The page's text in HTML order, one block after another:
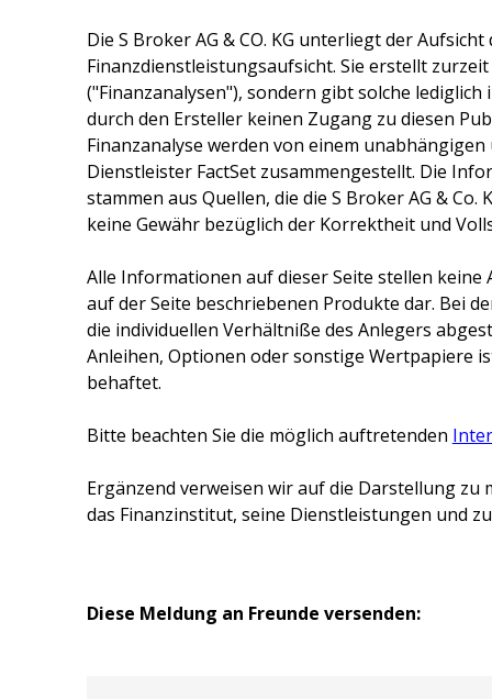
Die S Broker AG & CO. KG unterliegt der Aufsicht
Finanzdienstleistungsaufsicht. Sie erstellt
("Finanzanalysen"), sondern gibt solche
durch den Ersteller keinen Zugang zu diesen
Finanzanalyse werden von einem
Dienstleister FactSet zusammengestellt. Die
stammen aus Quellen, die die S Broker AG & Co.
keine Gewähr bezüglich der Korrektheit und
Alle Informationen auf dieser Seite stellen
auf der Seite beschriebenen Produkte dar. Bei
die individuellen Verhältniße des Anlegers
Anleihen, Optionen oder sonstige Wertpapiere
behaftet.
Bitte beachten Sie die möglich auftretenden
Ergänzend verweisen wir auf die Darstellung
das Finanzinstitut, seine Dienstleistungen und
Diese Meldung an Freunde versenden: